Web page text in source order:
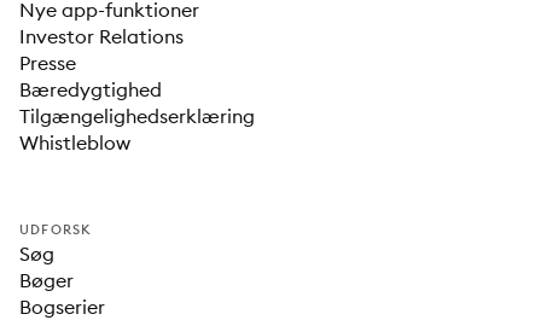
Nye app-funktioner
Investor Relations
Presse
Bæredygtighed
Tilgængelighedserklæring
Whistleblow
UDFORSK
Søg
Bøger
Bogserier